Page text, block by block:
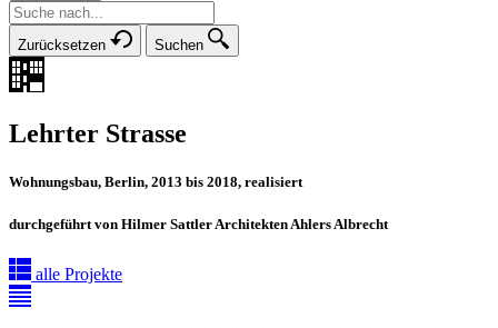
Zurücksetzen Suchen
Lehrter Strasse
Wohnungsbau, Berlin, 2013 bis 2018, realisiert
durchgeführt von Hilmer Sattler Architekten Ahlers Albrecht
alle Projekte